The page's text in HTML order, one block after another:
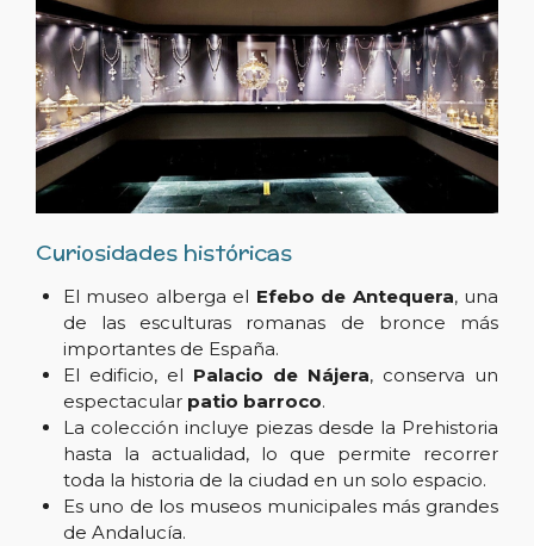
Curiosidades históricas
El museo alberga el Efebo de Antequera, una
de las esculturas romanas de bronce más
importantes de España.
El edificio, el Palacio de Nájera, conserva un
espectacular patio barroco.
La colección incluye piezas desde la Prehistoria
hasta la actualidad, lo que permite recorrer
toda la historia de la ciudad en un solo espacio.
Es uno de los museos municipales más grandes
de Andalucía.